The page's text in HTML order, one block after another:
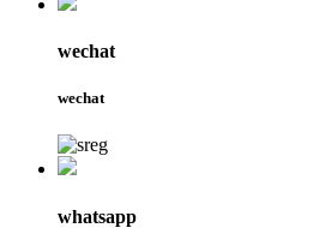
wechat
wechat
whatsapp